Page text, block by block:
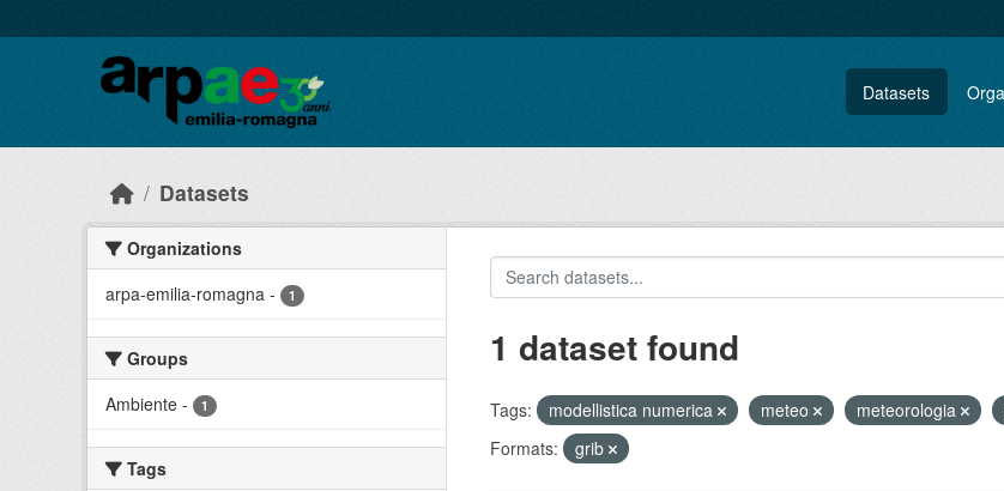
Datasets
Datasets
Organizations
arpa-emilia-romagna - 1
Groups
Ambiente - 1
Tags
1 dataset found
Tags: modellistica numerica meteo meteorologia
Formats:
grib